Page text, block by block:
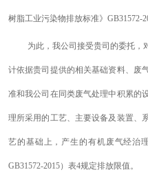
树脂工业污染物排放标准》 GB31572-
为此 ， 我公司接受贵司的委托，
计依据贵司提供的相关基础资料、废
准和我公司在同类废气处理中积累的
理所采用的工艺、主要设备及装置、
艺的基础上，产生的有机废气经治
GB31572-2015） 表4规定排放限值。